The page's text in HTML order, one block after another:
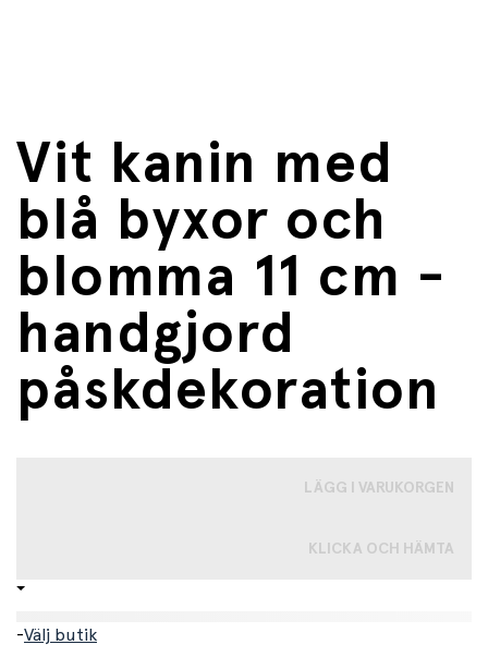
Vit kanin med
blå byxor och
blomma 11 cm -
handgjord
påskdekoration
LÄGG I VARUKORGEN
KLICKA OCH HÄMTA
-Välj butik